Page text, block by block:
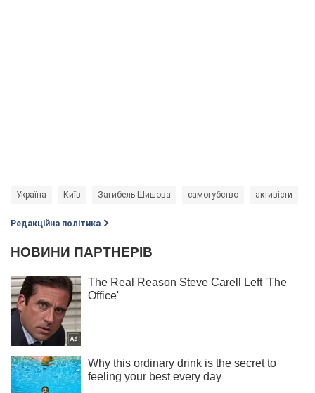
Україна Київ Загибель Шишова самогубство активісти
Редакційна політика